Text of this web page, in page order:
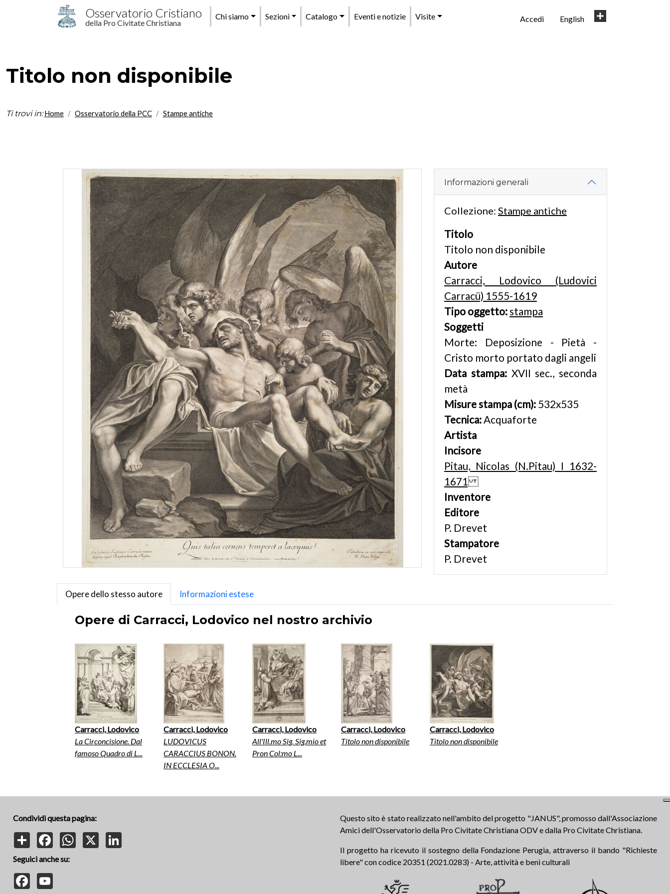
Salta al contenuto principale
Osservatorio Cristiano
della Pro Civitate Christiana
Menu
principale
Chi siamo Sezioni Catalogo Eventi e notizie Visite
User
Accedi English
Titolo non disponibile
Ti trovi in: Home Osservatorio della PCC Stampe antiche
Informazioni generali
Collezione: Stampe antiche
Titolo
Titolo non disponibile
Autore
Carracci, Lodovico (Ludovici
Carracü) 1555-1619
Tipo oggetto:stampa
Soggetti
Morte: Deposizione - Pietà -
Cristo morto portato dagli angeli
Data stampa: XVII sec., seconda
metà
Misure stampa (cm): 532x535
Tecnica:Acquaforte
Artista
Incisore
Pitau, Nicolas (N.Pitau) I 1632-
1671
Inventore
Editore
P. Drevet
Stampatore
P. Drevet
Opere dello stesso autore Informazioni estese
Opere di Carracci, Lodovico nel nostro archivio
Carracci, Lodovico
La Circoncisione. Dal
famoso Quadro di L...
Carracci, Lodovico
LUDOVICUS
CARACCIUS BONON.
IN ECCLESIA O...
Carracci, Lodovico
All'Ill.mo Sig. Sig.mio et
Pron Col:mo L...
Carracci, Lodovico
Titolo non disponibile
Carracci, Lodovico
Titolo non disponibile
Condividi questa pagina:
Share
FacebookWhatsApp
Seguici anche su:
Facebook
Questo sito è stato realizzato nell'ambito del progetto "JANUS", promosso dall'Associazione
Amici dell'Osservatorio della Pro Civitate Christiana ODV e dalla Pro Civitate Christiana.
Il progetto ha ricevuto il sostegno della Fondazione Perugia, attraverso il bando "Richieste
libere" con codice 20351 (2021.0283) - Arte, attività e beni culturali